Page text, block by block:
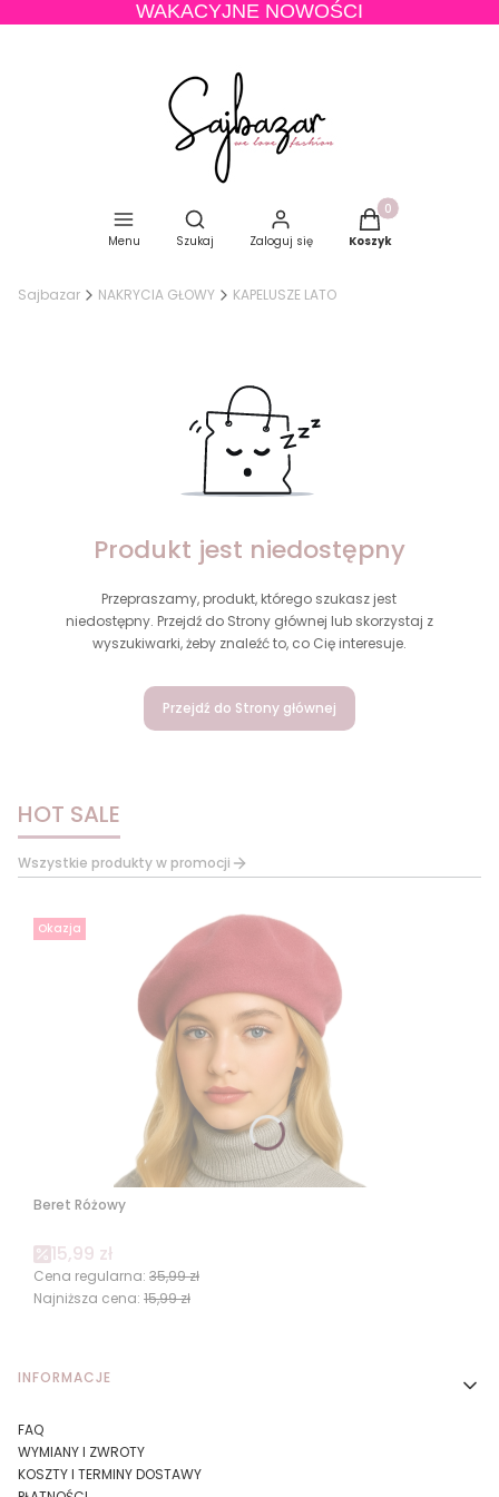
WAKACYJNE NOWOŚCI
Menu
Otwórz wyszukiwarkę
Szukaj Zaloguj się
Produkty w
Koszyk
Sajbazar NAKRYCIA GŁOWY KAPELUSZE LATO
Produkt jest niedostępny
Przepraszamy, produkt, którego szukasz jest
niedostępny. Przejdź do Strony głównej lub skorzystaj z
wyszukiwarki, żeby znaleźć to, co Cię interesuje.
Przejdź do Strony głównej
HOT SALE
Wszystkie produkty w promocji
Okazja
Beret Różowy
Cena promocyjna
15,99 zł
Cena regularna: 35,99 zł
Najniższa cena: 15,99 zł
Linki w stopce
INFORMACJE
FAQ
WYMIANY I ZWROTY
KOSZTY I TERMINY DOSTAWY